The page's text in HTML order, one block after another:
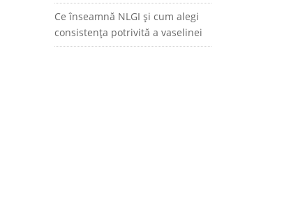
Ce înseamnă NLGI și cum alegi
consistența potrivită a vaselinei